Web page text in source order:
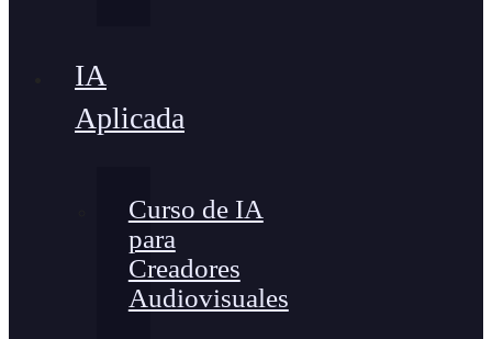
IA
Aplicada
Curso de IA
para
Creadores
Audiovisuales